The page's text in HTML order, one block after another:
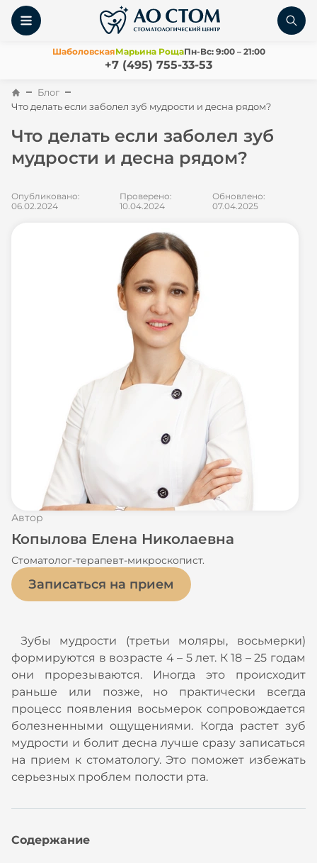
ШаболовскаяМарьина РощаПн-Вс: 9:00 – 21:00
+7 (495) 755-33-53
Блог
Что делать если заболел зуб мудрости и десна рядом?
Что делать если заболел зуб
мудрости и десна рядом?
Опубликовано:
06.02.2024
Проверено:
10.04.2024
Обновлено:
07.04.2025
Автор
Копылова Елена Николаевна
Стоматолог-терапевт-микроскопист.
Записаться на прием
Зубы мудрости (третьи моляры, восьмерки)
формируются в возрасте 4 – 5 лет. К 18 – 25 годам
они прорезываются. Иногда это происходит
раньше или позже, но практически всегда
процесс появления восьмерок сопровождается
болезненными ощущениями. Когда растет зуб
мудрости и болит десна лучше сразу записаться
на прием к стоматологу. Это поможет избежать
серьезных проблем полости рта.
Содержание